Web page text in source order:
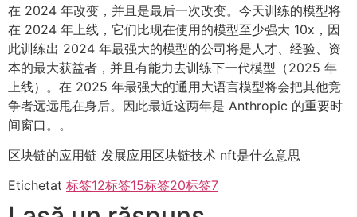
在 2024 年改变，并且是最后一次改变。今天训练的模型将
在 2024 年上线，它们比现在使用的模型至少强大 10x，因
此训练出 2024 年最强大的模型的公司将是人才、经验、资
本的最大获益者，并且有能力去训练下一代模型（2025 年
上线）。在 2025 年最强大的通用大语言模型将会把其他竞
争者远远甩在身后。因此最近这两年是 Anthropic 的重要时
间窗口。。
区块链的应用链 发展应用区块链技术 nft是什么意思
Etichetat 标签12标签15标签20标签7